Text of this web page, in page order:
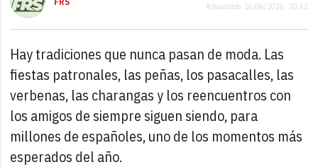
Actualizado: 16/06/2026 · 10:42
Hay tradiciones que nunca pasan de moda. Las
fiestas patronales, las peñas, los pasacalles, las
verbenas, las charangas y los reencuentros con
los amigos de siempre siguen siendo, para
millones de españoles, uno de los momentos más
esperados del año.